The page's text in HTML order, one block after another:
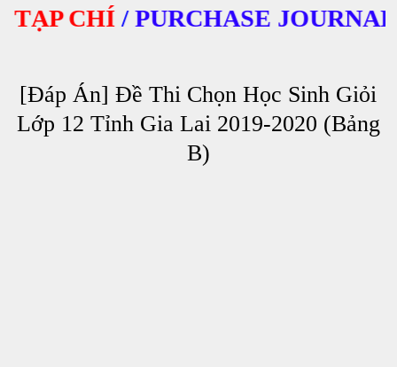
CHÍ/PURCHASE JOURNALS
[Đáp Án] Đề Thi Chọn Học Sinh Giỏi
Lớp 12 Tỉnh Gia Lai 2019-2020 (Bảng
B)